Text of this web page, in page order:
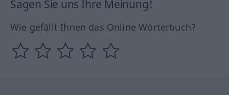
Sagen Sie uns Ihre Meinung!
Wie gefällt Ihnen das Online Wörterbuch?